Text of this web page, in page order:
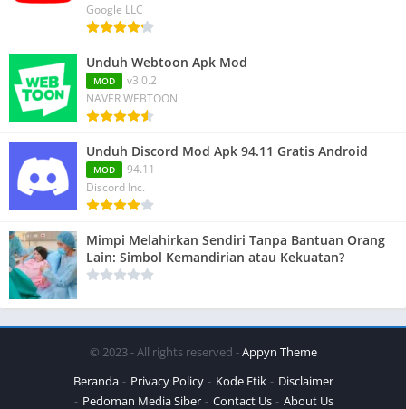
Google LLC
Unduh Webtoon Apk Mod
MOD
v3.0.2
NAVER WEBTOON
Unduh Discord Mod Apk 94.11 Gratis Android
MOD
94.11
Discord Inc.
Mimpi Melahirkan Sendiri Tanpa Bantuan Orang
Lain: Simbol Kemandirian atau Kekuatan?
© 2023 - All rights reserved -Appyn Theme
Beranda
Privacy Policy Kode Etik
Disclaimer
Pedoman Media Siber
Contact Us About Us